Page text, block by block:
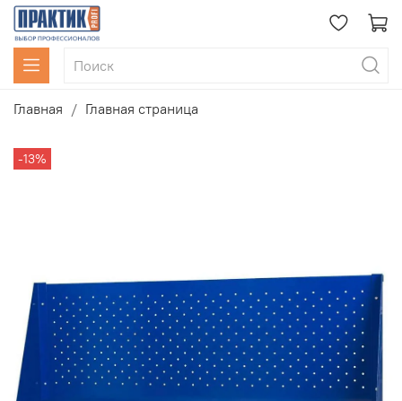
Главная Главная страница
-13%